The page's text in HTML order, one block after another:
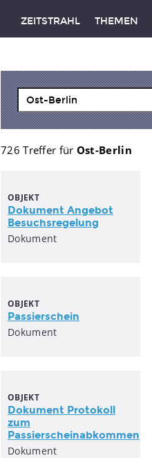
ZEITSTRAHL THEMEN
726 Treffer für Ost-Berlin
OBJEKT
Dokument Angebot
Besuchsregelung
Dokument
OBJEKT
Passierschein
Dokument
OBJEKT
Dokument Protokoll
zum
Passierscheinabkommen
Dokument